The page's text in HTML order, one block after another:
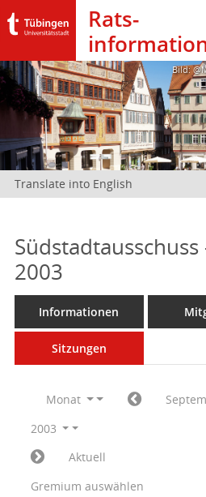
Rats­
Bild:
Translate into English
2003
Informationen
Sitzungen
Monat
2003
Aktuell
Gremium auswählen